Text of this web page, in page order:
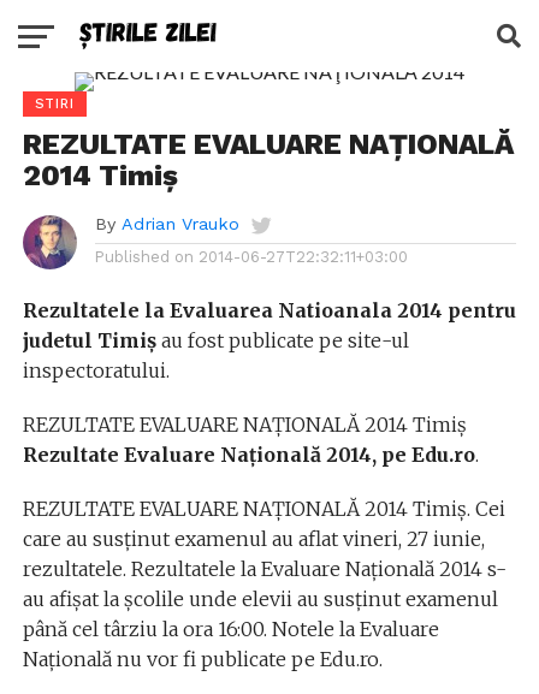
STIRI
REZULTATE EVALUARE NAŢIONALĂ
2014 Timiş
By Adrian Vrauko
Published on 2014-06-27T22:32:11+03:00
Rezultatele la Evaluarea Natioanala 2014 pentru
judetul Timiş au fost publicate pe site-ul
inspectoratului.
REZULTATE EVALUARE NAŢIONALĂ 2014 Timiş
Rezultate Evaluare Naţională 2014, pe Edu.ro.
REZULTATE EVALUARE NAŢIONALĂ 2014 Timiş. Cei
care au susţinut examenul au aflat vineri, 27 iunie,
rezultatele. Rezultatele la Evaluare Naţională 2014 s-
au afişat la şcolile unde elevii au susţinut examenul
până cel târziu la ora 16:00. Notele la Evaluare
Naţională nu vor fi publicate pe Edu.ro.